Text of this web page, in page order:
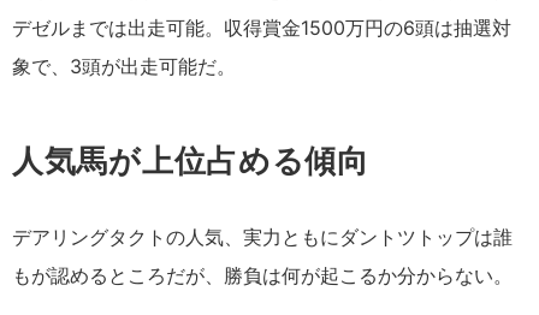
デゼルまでは出走可能。収得賞金1500万円の6頭は抽選対
象で、3頭が出走可能だ。
人気馬が上位占める傾向
デアリングタクトの人気、実力ともにダントツトップは誰
もが認めるところだが、勝負は何が起こるか分からない。